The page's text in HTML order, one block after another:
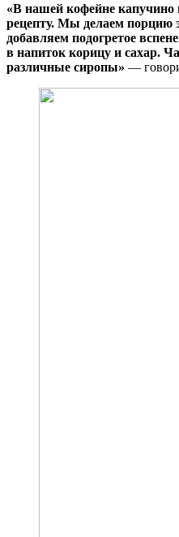
«В нашей кофейне капучино
рецепту. Мы делаем порцию
добавляем подогретое
в напиток корицу и сахар.
различные сиропы» —